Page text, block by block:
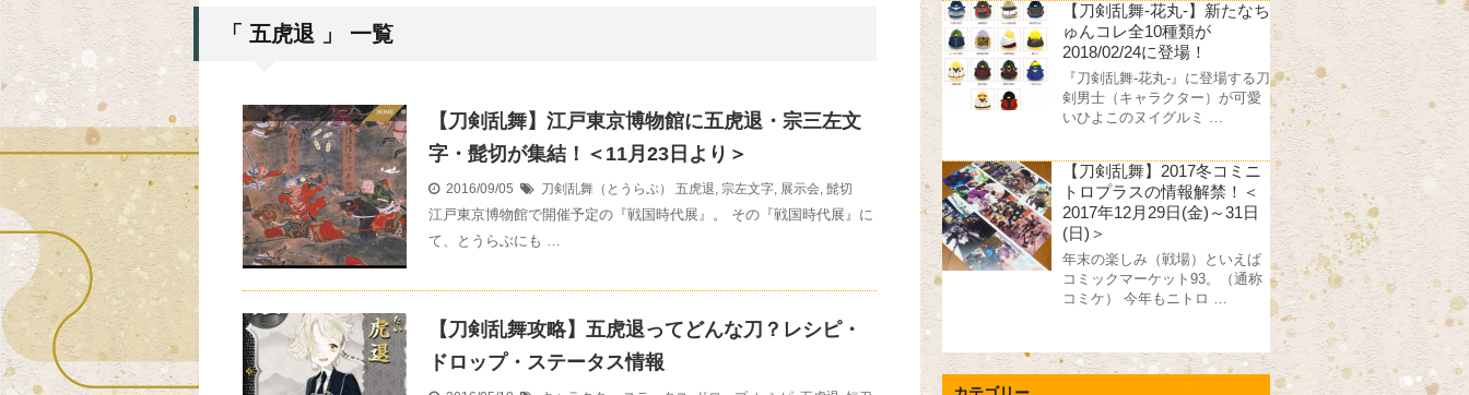
「 五虎退 」 一覧
【刀剣乱舞】江戸東京博物館に五虎退・宗三左文
字・髭切が集結！＜11月23日より＞
2016/09/05 刀剣乱舞（とうらぶ） 五虎退, 宗左文字, 展示会, 髭切
江戸東京博物館で開催予定の『戦国時代展』。 その『戦国時代展』に
て、とうらぶにも …
【刀剣乱舞攻略】五虎退ってどんな刀？レシピ・
ドロップ・ステータス情報
【刀剣乱舞-花丸-】新たなち
ゅんコレ全10種類が
2018/02/24に登場！
『刀剣乱舞-花丸-』に登場する刀
剣男士（キャラクター）が可愛
いひよこのヌイグルミ …
【刀剣乱舞】2017冬コミニ
トロプラスの情報解禁！＜
2017年12月29日(金)～31日
(日)＞
年末の楽しみ（戦場）といえば
コミックマーケット93。（通称
コミケ） 今年もニトロ …